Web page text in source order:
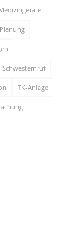
Planung
Schwesternruf
TK-Anlage